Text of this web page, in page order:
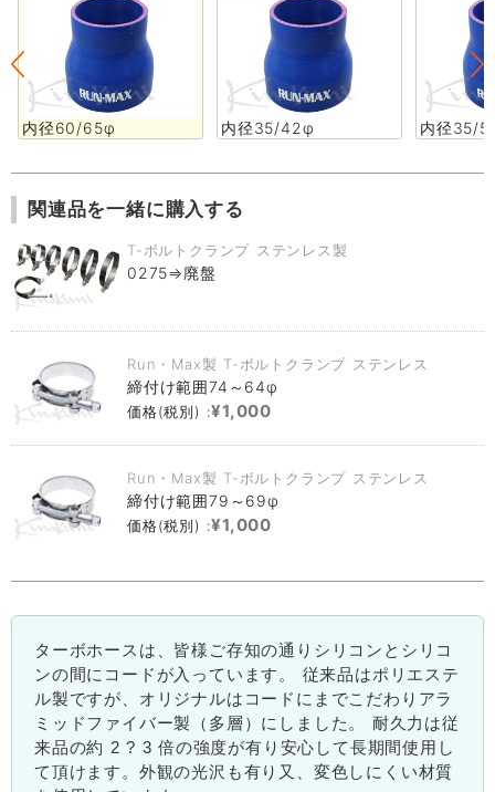
内径60/65φ 内径35/42φ 内径35/
関連品を一緒に購入する
T-ボルトクランプ ステンレス製
0275⇒廃盤
Run・Max製 T-ボルトクランプ ステンレス
締付け範囲74～64φ
価格(税別) :¥1,000
Run・Max製 T-ボルトクランプ ステンレス
締付け範囲79～69φ
価格(税別) :¥1,000
ターボホースは、皆様ご存知の通りシリコンとシリコ
ンの間にコードが入っています。 従来品はポリエステ
ル製ですが、オリジナルはコードにまでこだわりアラ
ミッドファイバー製（多層）にしました。 耐久力は従
来品の約 2 ? 3 倍の強度が有り安心して長期間使用し
て頂けます。外観の光沢も有り又、変色しにくい材質